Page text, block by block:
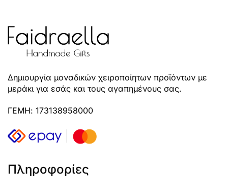
Δημιουργία μοναδικών χειροποίητων προϊόντων με
μεράκι για εσάς και τους αγαπημένους σας.
ΓΕΜΗ: 173138958000
Πληροφορίες